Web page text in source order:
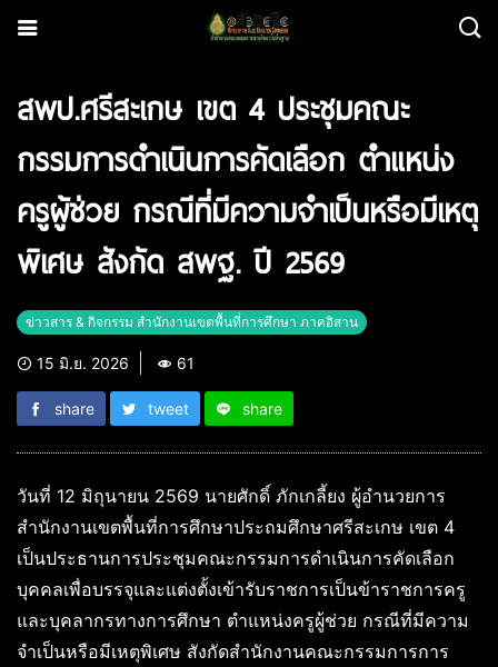
สพป.ศรีสะเกษ เขต 4 ประชุมคณะ
กรรมการดำเนินการคัดเลือก ตำแหน่ง
ครูผู้ช่วย กรณีที่มีความจำเป็นหรือมีเหตุ
พิเศษ สังกัด สพฐ. ปี 2569
ข่าวสาร & กิจกรรม สำนักงานเขตพื้นที่การศึกษา ภาคอิสาน
15 มิ.ย. 2026 61
share tweet share
วันที่ 12 มิถุนายน 2569 นายศักดิ์ ภักเกลี้ยง ผู้อำนวยการ
สำนักงานเขตพื้นที่การศึกษาประถมศึกษาศรีสะเกษ เขต 4
เป็นประธานการประชุมคณะกรรมการดำเนินการคัดเลือก
บุคคลเพื่อบรรจุและแต่งตั้งเข้ารับราชการเป็นข้าราชการครู
และบุคลากรทางการศึกษา ตำแหน่งครูผู้ช่วย กรณีที่มีความ
จำเป็นหรือมีเหตุพิเศษ สังกัดสำนักงานคณะกรรมการการ